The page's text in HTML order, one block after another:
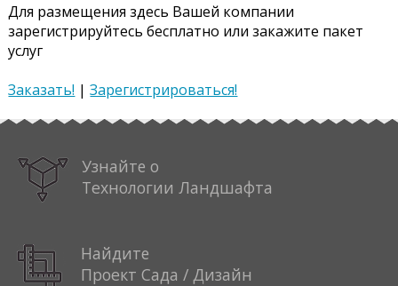
Для размещения здесь Вашей компании
зарегистрируйтесь бесплатно или закажите пакет
услуг
Заказать! |Зарегистрироваться!
Узнайте о
Технологии Ландшафта
Найдите
Проект Сада / Дизайн